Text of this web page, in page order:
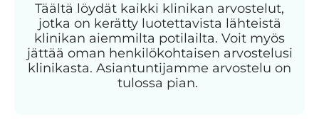
Täältä löydät kaikki klinikan arvostelut,
jotka on kerätty luotettavista lähteistä
klinikan aiemmilta potilailta. Voit myös
jättää oman henkilökohtaisen arvostelusi
klinikasta. Asiantuntijamme arvostelu on
tulossa pian.